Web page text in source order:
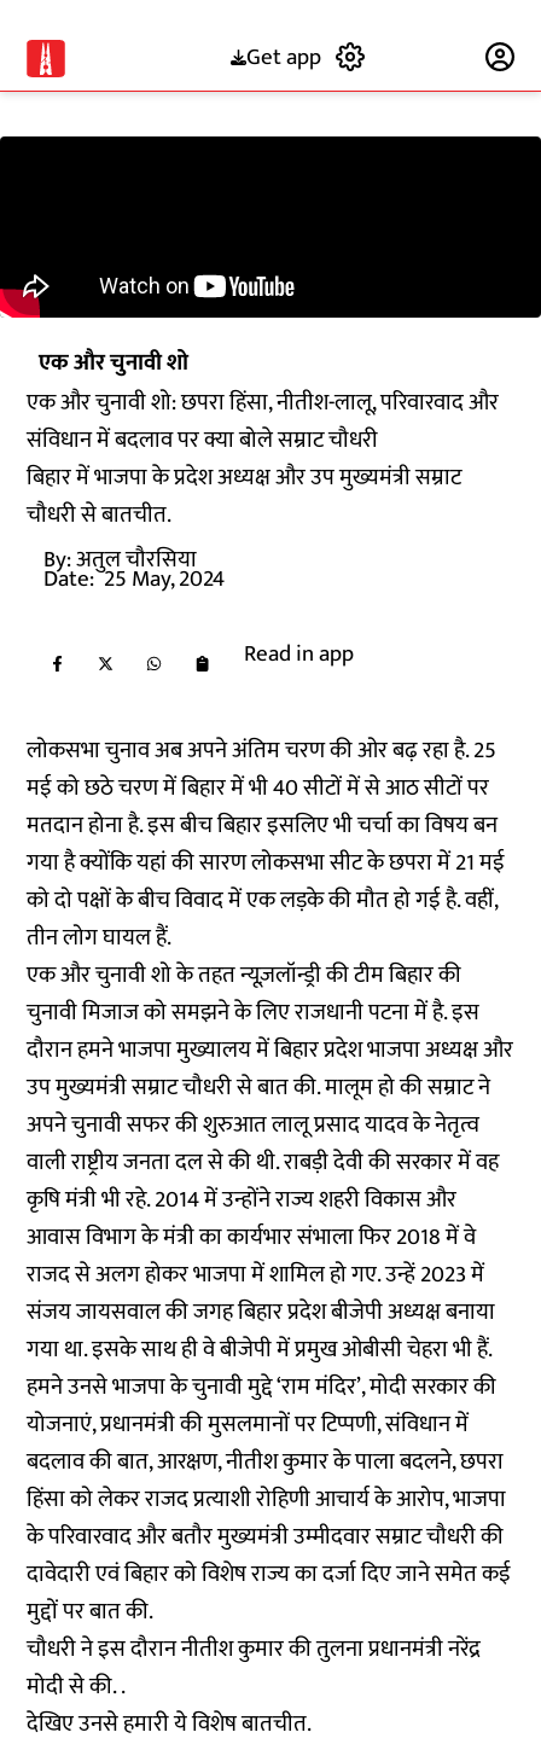
Get app
एक और चुनावी शो
एक और चुनावी शो: छपरा हिंसा, नीतीश-लालू, परिवारवाद और
संविधान में बदलाव पर क्या बोले सम्राट चौधरी
बिहार में भाजपा के प्रदेश अध्यक्ष और उप मुख्यमंत्री सम्राट
चौधरी से बातचीत.
By:अतुल चौरसिया
Date: 25 May, 2024
Read in app
लोकसभा चुनाव अब अपने अंतिम चरण की ओर बढ़ रहा है. 25
मई को छठे चरण में बिहार में भी 40 सीटों में से आठ सीटों पर
मतदान होना है. इस बीच बिहार इसलिए भी चर्चा का विषय बन
गया है क्योंकि यहां की सारण लोकसभा सीट के छपरा में 21 मई
को दो पक्षों के बीच विवाद में एक लड़के की मौत हो गई है. वहीं,
तीन लोग घायल हैं.
एक और चुनावी शो के तहत न्यूज़लॉन्ड्री की टीम बिहार की
चुनावी मिजाज को समझने के लिए राजधानी पटना में है. इस
दौरान हमने भाजपा मुख्यालय में बिहार प्रदेश भाजपा अध्यक्ष और
उप मुख्यमंत्री सम्राट चौधरी से बात की. मालूम हो की सम्राट ने
अपने चुनावी सफर की शुरुआत लालू प्रसाद यादव के नेतृत्व
वाली राष्ट्रीय जनता दल से की थी. राबड़ी देवी की सरकार में वह
कृषि मंत्री भी रहे. 2014 में उन्होंने राज्य शहरी विकास और
आवास विभाग के मंत्री का कार्यभार संभाला फिर 2018 में वे
राजद से अलग होकर भाजपा में शामिल हो गए. उन्हें 2023 में
संजय जायसवाल की जगह बिहार प्रदेश बीजेपी अध्यक्ष बनाया
गया था. इसके साथ ही वे बीजेपी में प्रमुख ओबीसी चेहरा भी हैं.
हमने उनसे भाजपा के चुनावी मुद्दे ‘राम मंदिर’, मोदी सरकार की
योजनाएं, प्रधानमंत्री की मुसलमानों पर टिप्पणी, संविधान में
बदलाव की बात, आरक्षण, नीतीश कुमार के पाला बदलने, छपरा
हिंसा को लेकर राजद प्रत्याशी रोहिणी आचार्य के आरोप, भाजपा
के परिवारवाद और बतौर मुख्यमंत्री उम्मीदवार सम्राट चौधरी की
दावेदारी एवं बिहार को विशेष राज्य का दर्जा दिए जाने समेत कई
मुद्दों पर बात की.
चौधरी ने इस दौरान नीतीश कुमार की तुलना प्रधानमंत्री नरेंद्र
मोदी से की. .
देखिए उनसे हमारी ये विशेष बातचीत.